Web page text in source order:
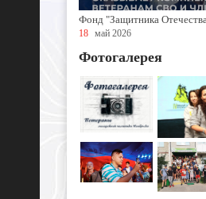
Фонд "Защитника
18 май 2026
Фотогалерея